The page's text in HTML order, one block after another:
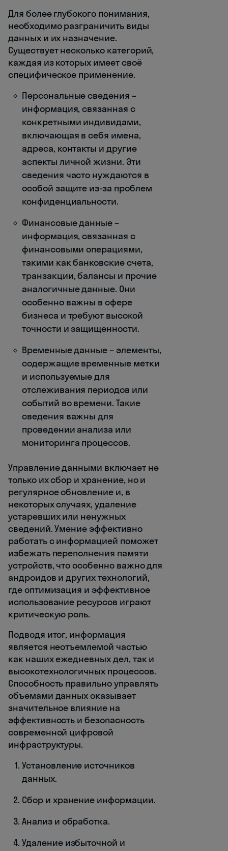
Для более глубокого понимания,
необходимо разграничить виды
данных и их назначение.
Существует несколько категорий,
каждая из которых имеет своё
специфическое применение.
Персональные сведения –
информация, связанная с
конкретными индивидами,
включающая в себя имена,
адреса, контакты и другие
аспекты личной жизни. Эти
сведения часто нуждаются в
особой защите из-за проблем
конфиденциальности.
Финансовые данные –
информация, связанная с
финансовыми операциями,
такими как банковские счета,
транзакции, балансы и прочие
аналогичные данные. Они
особенно важны в сфере
бизнеса и требуют высокой
точности и защищенности.
Временные данные – элементы,
содержащие временные метки
и используемые для
отслеживания периодов или
событий во времени. Такие
сведения важны для
проведении анализа или
мониторинга процессов.
Управление данными включает не
только их сбор и хранение, но и
регулярное обновление и, в
некоторых случаях, удаление
устаревших или ненужных
сведений. Умение эффективно
работать с информацией поможет
избежать переполнения памяти
устройств, что особенно важно для
андроидов и других технологий,
где оптимизация и эффективное
использование ресурсов играют
критическую роль.
Подводя итог, информация
является неотъемлемой частью
как наших ежедневных дел, так и
высокотехнологичных процессов.
Способность правильно управлять
объемами данных оказывает
значительное влияние на
эффективность и безопасность
современной цифровой
инфраструктуры.
Установление источников
данных.
Сбор и хранение информации.
Анализ и обработка.
Удаление избыточной и